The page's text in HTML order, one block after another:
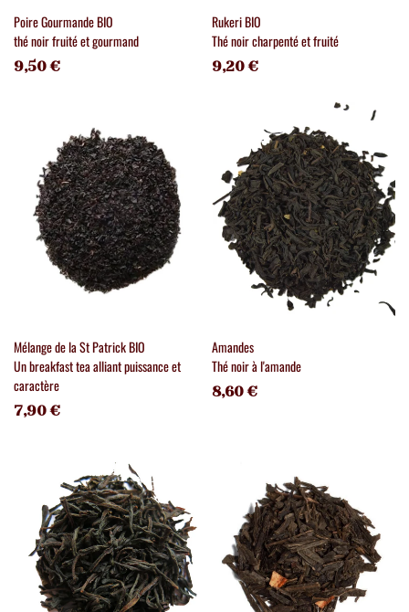
Poire Gourmande BIO
thé noir fruité et gourmand
9,50 €
Rukeri BIO
Thé noir charpenté et fruité
9,20 €
Mélange de la St Patrick BIO
Un breakfast tea alliant puissance et
caractère
7,90 €
Amandes
Thé noir à l'amande
8,60 €